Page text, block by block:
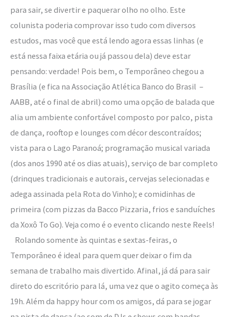
para sair, se divertir e paquerar olho no olho. Este
colunista poderia comprovar isso tudo com diversos
estudos, mas você que está lendo agora essas linhas (e
está nessa faixa etária ou já passou dela) deve estar
pensando: verdade! Pois bem, o Temporâneo chegou a
Brasília (e fica na Associação Atlética Banco do Brasil –
AABB, até o final de abril) como uma opção de balada que
alia um ambiente confortável composto por palco, pista
de dança, rooftop e lounges com décor descontraídos;
vista para o Lago Paranoá; programação musical variada
(dos anos 1990 até os dias atuais), serviço de bar completo
(drinques tradicionais e autorais, cervejas selecionadas e
adega assinada pela Rota do Vinho); e comidinhas de
primeira (com pizzas da Bacco Pizzaria, frios e sanduíches
da Xoxô To Go). Veja como é o evento clicando neste Reels!
Rolando somente às quintas e sextas-feiras, o
Temporâneo é ideal para quem quer deixar o fim da
semana de trabalho mais divertido. Afinal, já dá para sair
direto do escritório para lá, uma vez que o agito começa às
19h. Além da happy hour com os amigos, dá para se jogar